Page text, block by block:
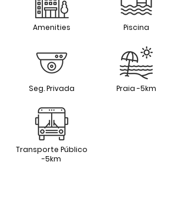
Amenities
Seg. Privada
Transporte Público
-5km
Piscina
Praia -5km